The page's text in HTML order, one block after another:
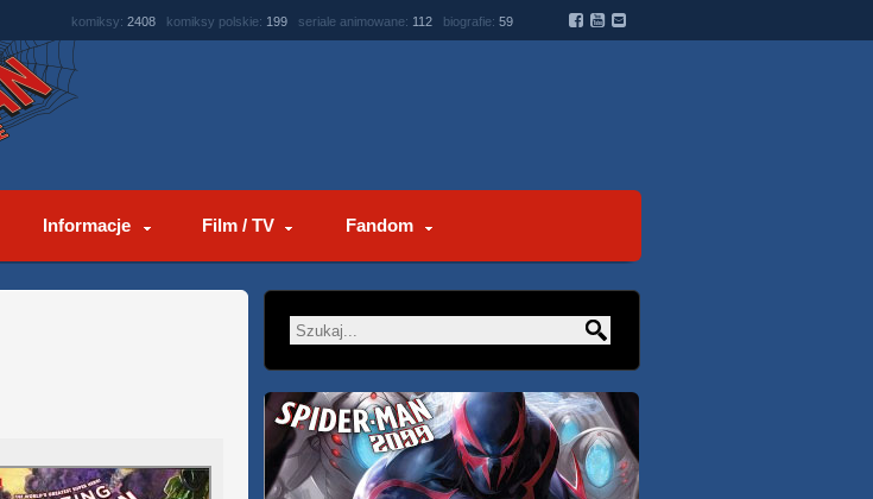
komiksy: 2408 komiksy polskie: 199 seriale animowane: 112 biografie: 59
Informacje Film / TV Fandom